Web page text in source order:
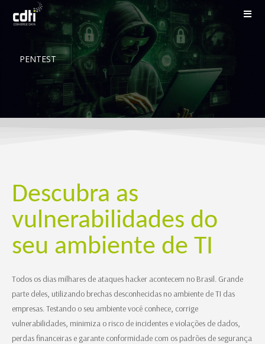
PENTEST
Descubra as
vulnerabilidades do
seu ambiente de TI
Todos os dias milhares de ataques hacker acontecem no Brasil. Grande
parte deles, utilizando brechas desconhecidas no ambiente de TI das
empresas. Testando o seu ambiente você conhece, corrige
vulnerabilidades, minimiza o risco de incidentes e violações de dados,
perdas financeiras e garante conformidade com os padrões de segurança